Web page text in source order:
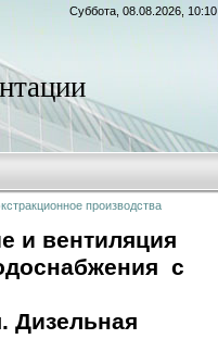
Суббота, 08.08.2026, 10:10
производства
и вентиляция
с
Дизельная